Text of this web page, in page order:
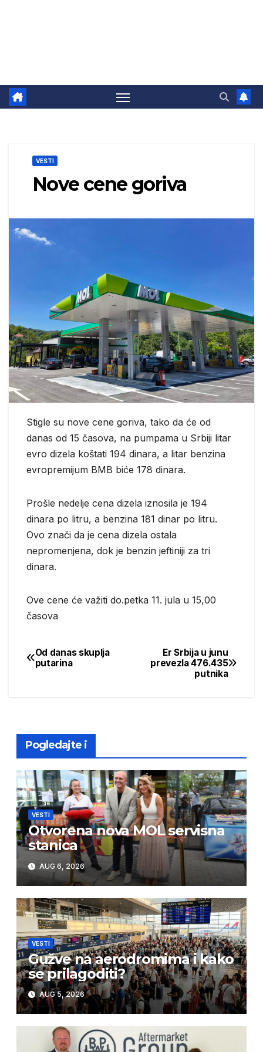
VESTI
Nove cene goriva
Stigle su nove cene goriva, tako da će od
danas od 15 časova, na pumpama u Srbiji litar
evro dizela koštati 194 dinara, a litar benzina
evropremijum BMB biće 178 dinara.
Prošle nedelje cena dizela iznosila je 194
dinara po litru, a benzina 181 dinar po litru.
Ovo znači da је cena dizela ostala
nepromenjena, dok je benzin jeftiniji za tri
dinara.
Ove cene će važiti do.petka 11. jula u 15,00
časova
Post
Er Srbija u junu
prevezla 476.435
putnika
Od danas skuplja
putarina
Pogledajte i
VESTI
Otvorena nova MOL servisna
stanica
AUG 6, 2026
VESTI
Gužve na aerodromima i kako
se prilagoditi?
AUG 5, 2026